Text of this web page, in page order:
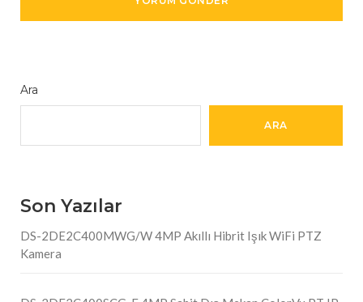
Ara
ARA
Son Yazılar
DS-2DE2C400MWG/W 4MP Akıllı Hibrit Işık WiFi PTZ
Kamera